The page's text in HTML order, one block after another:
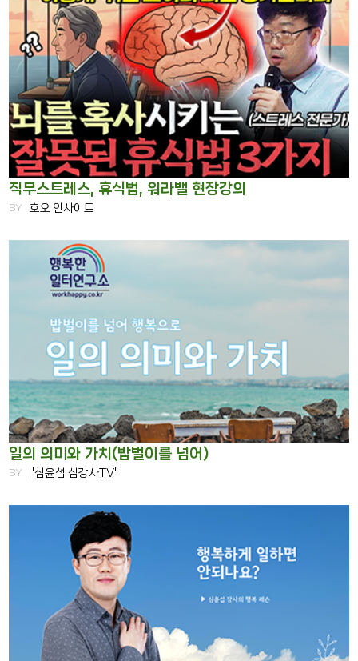
직무스트레스, 휴식법, 워라밸 현장강의
BY | 호오 인사이트
일의 의미와 가치(밥벌이를 넘어)
BY | '심윤섭 심강사TV'